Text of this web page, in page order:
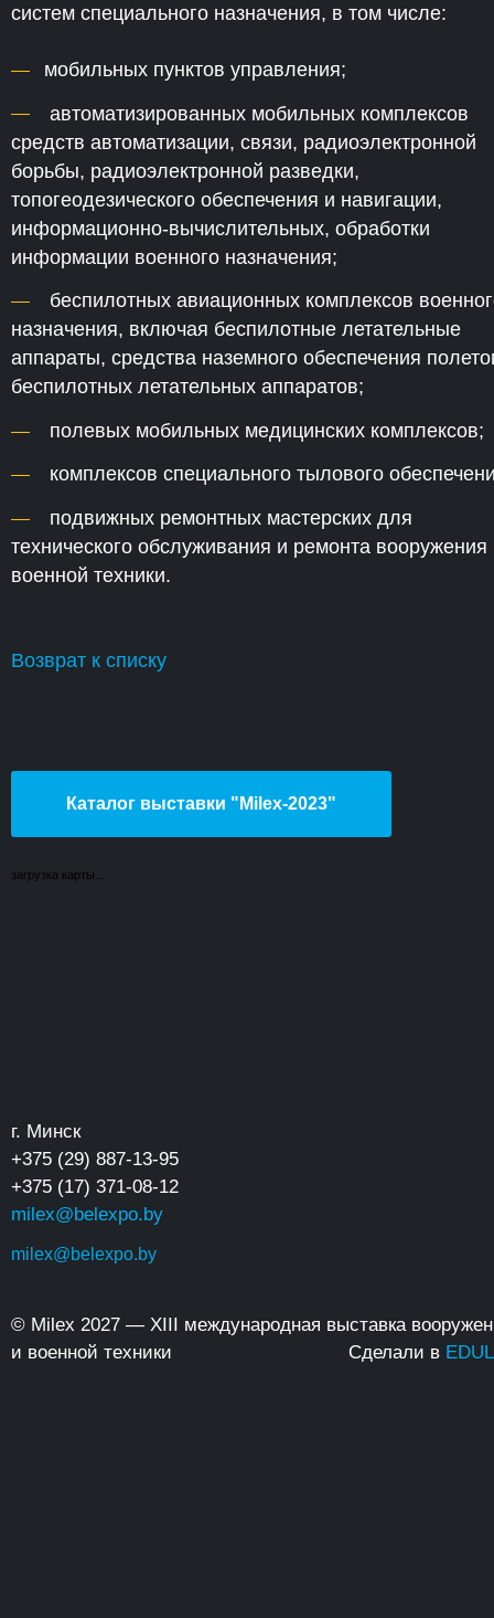
систем специального назначения, в том числе:
мобильных пунктов управления;
автоматизированных мобильных комплексов
средств автоматизации, связи, радиоэлектронной
борьбы, радиоэлектронной разведки,
топогеодезического обеспечения и навигации,
информационно-вычислительных, обработки
информации военного назначения;
беспилотных авиационных комплексов
назначения, включая беспилотные летательные
аппараты, средства наземного обеспечения
беспилотных летательных аппаратов;
полевых мобильных медицинских комплексов;
комплексов специального тылового
подвижных ремонтных мастерских для
технического обслуживания и ремонта вооружения
военной техники.
Возврат к списку
Каталог выставки "Milex-2023"
загрузка карты...
г. Минск
+375 (29) 887-13-95
+375 (17) 371-08-12
milex@belexpo.by
milex@belexpo.by
© Milex 2027 — XIII международная выставка
и военной техники
Сделали в